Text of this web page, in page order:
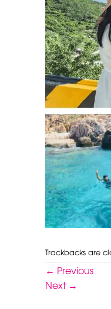
Trackbacks are
← Previous
Next →